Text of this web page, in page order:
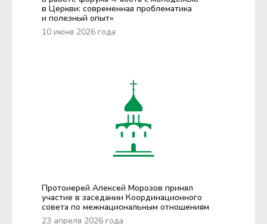
в Церкви: современная проблематика
и полезный опыт»
10 июня 2026 года
Протоиерей Алексей Морозов принял
участие в заседании Координационного
совета по межнациональным отношениям
23 апреля 2026 года